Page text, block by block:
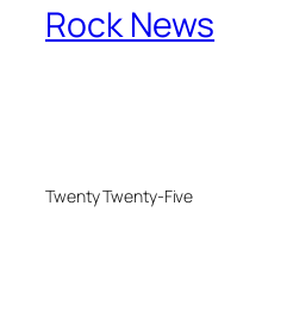
Rock News
Twenty Twenty-Five